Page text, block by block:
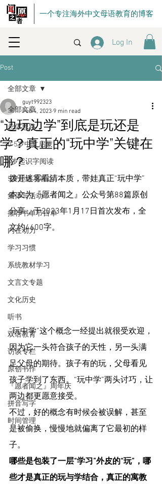
一个专注海外中文母语教育的博客
Log In
Post
全部文章
总体思路
0-5岁中文启蒙
4岁起识字阅读
5岁起练习表达
集体与活动
推荐书单节目单
内在动力
学习习惯
系统教材学习
文言文专题
文化历史
听书
双语教育
访谈专栏
原创书作
『愿者闻之』周年庆
拼音写字
时间管理
全部文章
“边玩边学”到底是玩还是
学？真正的“玩中学”关键在
哪？
guyt992323
Feb 4, 2023 9 min read
拨开迷雾看清本质，带娃真正“玩中学”
本文为『愿者闻之』公众号第88篇原创
分享，于2023年1月17日首次发布，全
文约4600字。
“玩中学”这个概念一经提出就很受欢迎，
因为它一头符合孩子的天性，另一头满
足父母的期待。孩子有的玩，父母看见
孩子学到了东西。“玩中学”两头讨巧，让
两边都更愿意接受。
不过，好的概念有时候会被误解，甚至
是被偷换，慢慢地就偏离了它最初的样
子。
哪些是包装了一层“学习”外皮的“玩”，哪
些才是真正的玩与学结合，真正的寓教